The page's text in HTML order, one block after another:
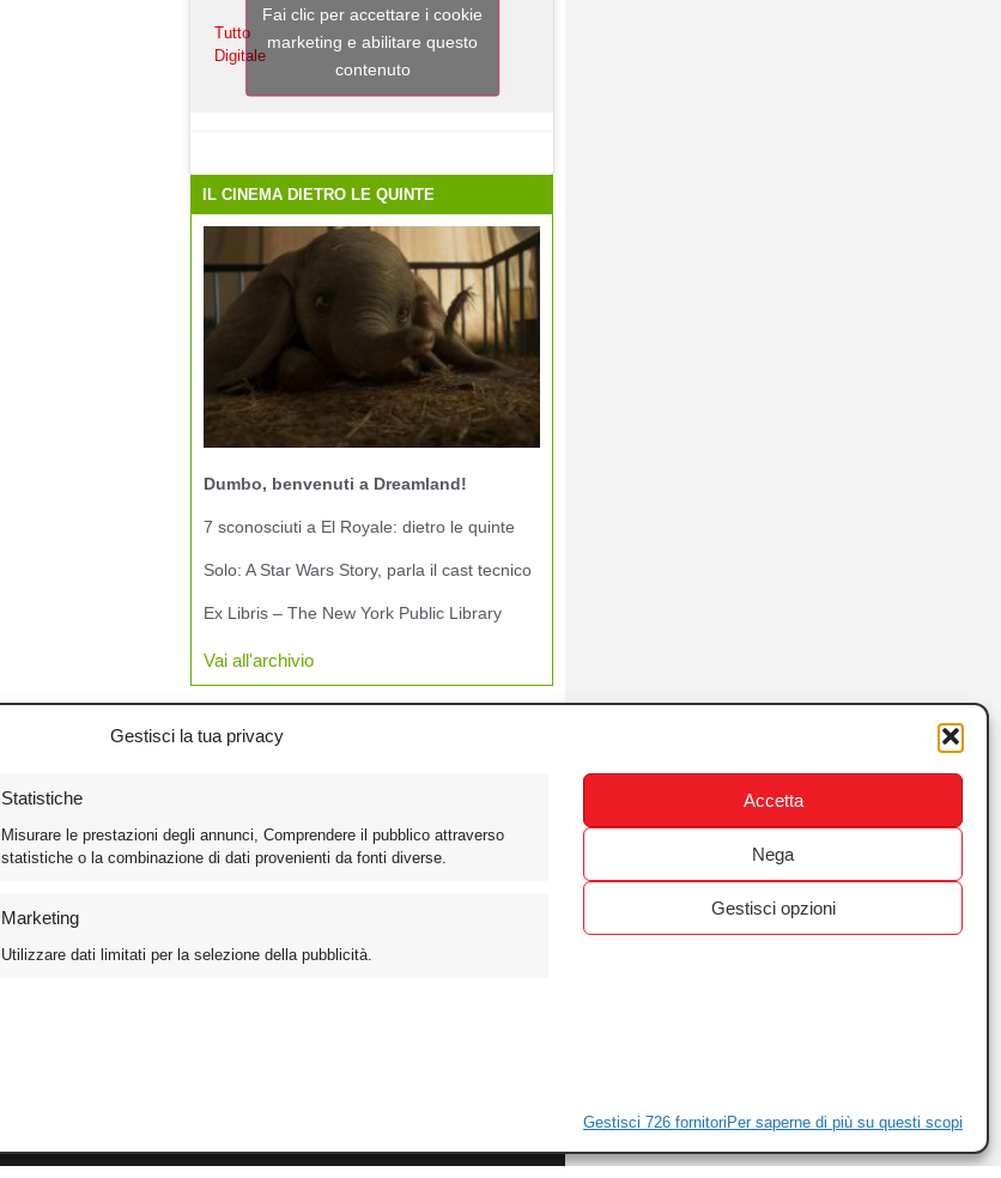
Gestisci la tua privacy
Statistiche
Misurare le prestazioni degli annunci, Comprendere il pubblico attraverso
statistiche o la combinazione di dati provenienti da fonti diverse.
Marketing
Utilizzare dati limitati per la selezione della pubblicità.
Gestisci 726 fornitori Per saperne di più su questi scopi
Accetta
Nega
Gestisci opzioni
Tutto
Digitale
Fai clic per accettare i cookie
marketing e abilitare questo
contenuto
IL CINEMA DIETRO LE QUINTE
Dumbo, benvenuti a Dreamland!
7 sconosciuti a El Royale: dietro le quinte
Solo: A Star Wars Story, parla il cast tecnico
Ex Libris – The New York Public Library
Vai all'archivio